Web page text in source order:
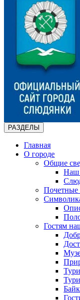
РАЗДЕЛЫ
Главная
О городе
Общие
Наш
Почетные
Гостям